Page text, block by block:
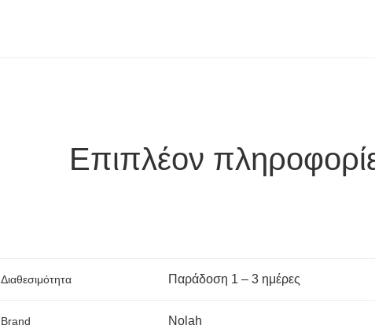
Επιπλέον
Διαθεσιμότητα Παράδoση 1 – 3 ημέρες
Brand Nolah